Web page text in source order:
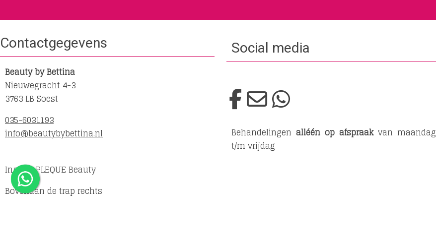
Contactgegevens
Beauty by Bettina
Nieuwegracht 4-3
3763 LB Soest
035-6031193
info@beautybybettina.nl
Ingang PLEQUE Beauty
Bovenaan de trap rechts
Social media
Behandelingen alléén op afspraakvan maandag
t/m vrijdag